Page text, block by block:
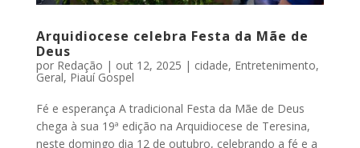
Arquidiocese celebra Festa da Mãe de
Deus
por Redação | out 12, 2025 | cidade, Entretenimento,
Geral, Piauí Gospel
Fé e esperança A tradicional Festa da Mãe de Deus
chega à sua 19ª edição na Arquidiocese de Teresina,
neste domingo dia 12 de outubro, celebrando a fé e a